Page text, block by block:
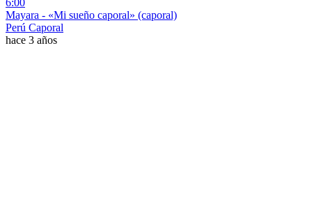
6:00
Mayara - «Mi sueño caporal» (caporal)
Perú Caporal
hace 3 años